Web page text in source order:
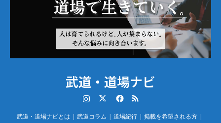
武道・道場ナビ
RSS
武道・道場ナビとは 武道コラム 道場紀行
掲載を希望される方